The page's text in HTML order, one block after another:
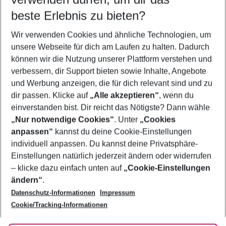
5-8 Nächte
2 Erwachsene Keine Kinder
Mehr Filter anzeigen
Footer
Footer navigation
Über uns
AGB
Bestpreisgarantie
Cookie-Einstellungen ändern
Cookie-Richtlinie
Agenturbetreuung
Barrierefreies Reisen
Folge uns
beste Erlebnis zu bieten?
Wir verwenden Cookies und ähnliche Technologien, um
unsere Webseite für dich am Laufen zu halten. Dadurch
können wir die Nutzung unserer Plattform verstehen und
verbessern, dir Support bieten sowie Inhalte, Angebote
und Werbung anzeigen, die für dich relevant sind und zu
dir passen. Klicke auf „Alle akzeptieren“, wenn du
einverstanden bist. Dir reicht das Nötigste? Dann wähle
„Nur notwendige Cookies“. Unter „Cookies
anpassen“ kannst du deine Cookie-Einstellungen
individuell anpassen. Du kannst deine Privatsphäre-
Einstellungen natürlich jederzeit ändern oder widerrufen
– klicke dazu einfach unten auf „Cookie-Einstellungen
ändern“.
Datenschutz-Informationen
Impressum
Cookie/Tracking-Informationen